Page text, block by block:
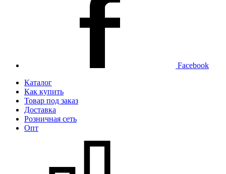
Facebook
Каталог
Как купить
Товар под заказ
Доставка
Розничная сеть
Опт